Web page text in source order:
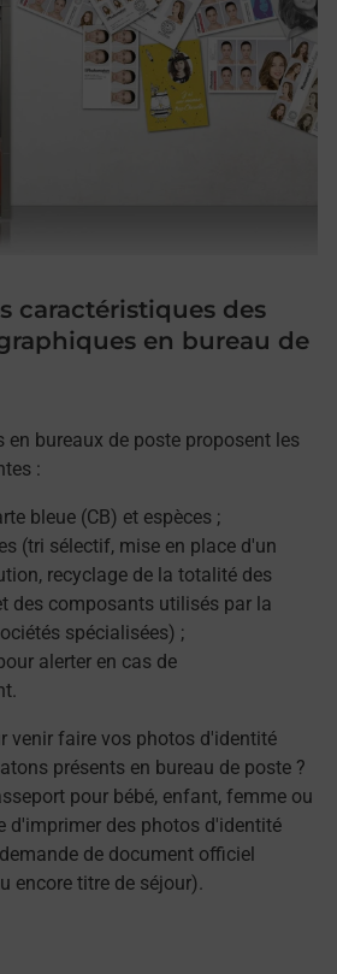
caractéristiques des
en bureau de
en bureaux de poste proposent les
:
bleue (CB) et espèces ;
(tri sélectif, mise en place d'un
recyclage de la totalité des
des composants utilisés par la
spécialisées) ;
alerter en cas de
venir faire vos photos d'identité
présents en bureau de poste ?
pour bébé, enfant, femme ou
d'imprimer des photos d'identité
de document officiel
encore titre de séjour).